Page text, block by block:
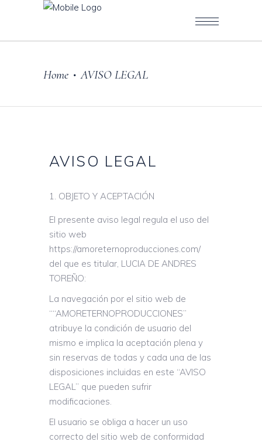
Home • AVISO LEGAL
AVISO LEGAL
OBJETO Y ACEPTACIÓN
El presente aviso legal regula el uso del
sitio web
https://amoreternoproducciones.com/
del que es titular, LUCIA DE ANDRES
TOREÑO:
La navegación por el sitio web de
““AMORETERNOPRODUCCIONES”
atribuye la condición de usuario del
mismo e implica la aceptación plena y
sin reservas de todas y cada una de las
disposiciones incluidas en este “AVISO
LEGAL” que pueden sufrir
modificaciones.
El usuario se obliga a hacer un uso
correcto del sitio web de conformidad